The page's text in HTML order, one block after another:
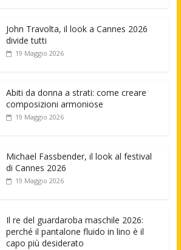
John Travolta, il look a Cannes 2026
divide tutti
19 Maggio 2026
Abiti da donna a strati: come creare
composizioni armoniose
19 Maggio 2026
Michael Fassbender, il look al festival
di Cannes 2026
19 Maggio 2026
Il re del guardaroba maschile 2026:
perché il pantalone fluido in lino è il
capo più desiderato